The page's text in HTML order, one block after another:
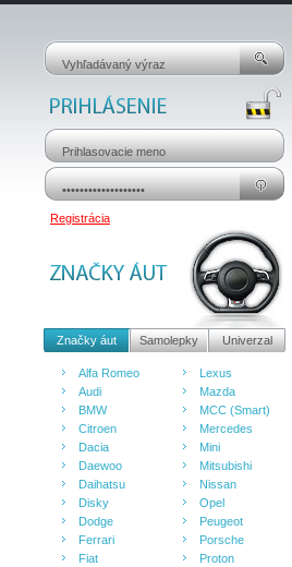
Registrácia
Značky áut Samolepky Univerzal
Alfa Romeo
Audi
BMW
Citroen
Dacia
Daewoo
Daihatsu
Disky
Dodge
Ferrari
Fiat
Lexus
Mazda
MCC (Smart)
Mercedes
Mini
Mitsubishi
Nissan
Opel
Peugeot
Porsche
Proton